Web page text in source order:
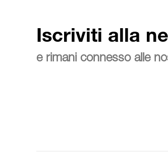
Iscriviti alla
e rimani connesso alle